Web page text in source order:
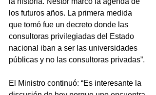
los futuros años. La primera medida
que tomó fue un decreto donde las
consultoras privilegiadas del Estado
nacional iban a ser las universidades
públicas y no las consultoras privadas”.
El Ministro continuó: “Es interesante la